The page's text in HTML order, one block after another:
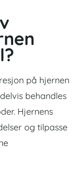
på hjernen
behandles
Hjernens
og tilpasse